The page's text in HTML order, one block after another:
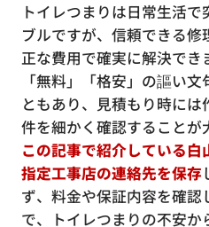
トイレつまりは日常生活
ブルですが、信頼できる
正な費用で確実に解決でき
「無料」「格安」の謳い
ともあり、見積もり時に
件を細かく確認することが
この記事で紹介している
指定工事店の連絡先を保存
ず、料金や保証内容を確認
で、トイレつまりの不安